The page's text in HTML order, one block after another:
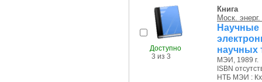
Доступно
3 из 3
Книга
Моск.
научных
МЭИ, 1989 г.
ISBN
НТБ МЭИ : Кх